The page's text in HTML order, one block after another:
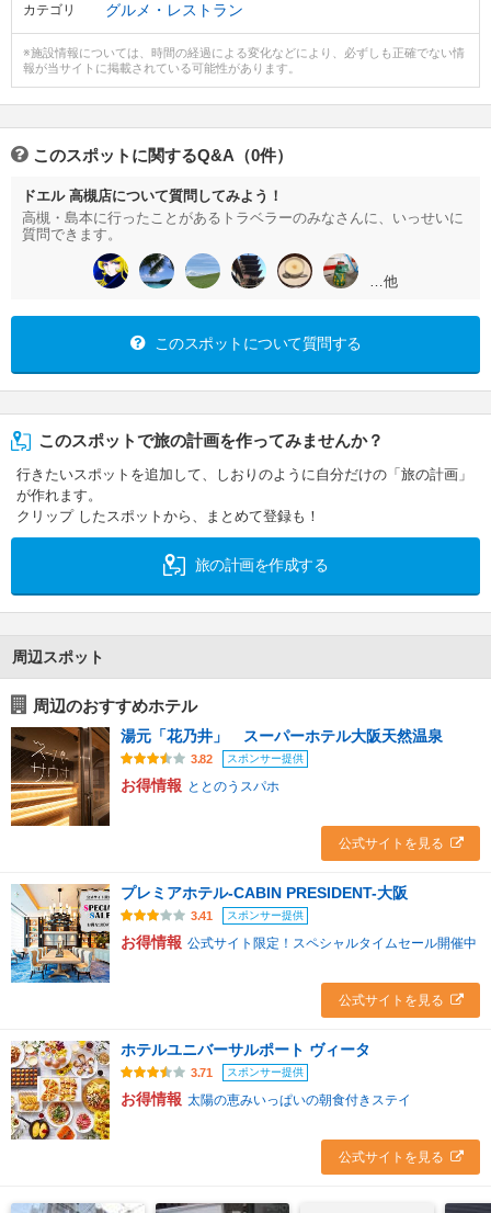
カテゴリ グルメ・レストラン
※施設情報については、時間の経過による変化などにより、必ずしも正確でない情
報が当サイトに掲載されている可能性があります。
このスポットに関するQ&A（0件）
ドエル 高槻店について質問してみよう！
高槻・島本に行ったことがあるトラベラーのみなさんに、いっせいに
質問できます。
…他
このスポットについて質問する
このスポットで旅の計画を作ってみませんか？
行きたいスポットを追加して、しおりのように自分だけの「旅の計画」
が作れます。
クリップ したスポットから、まとめて登録も！
旅の計画を作成する
周辺スポット
周辺のおすすめホテル
湯元「花乃井」 スーパーホテル大阪天然温泉
3.82 スポンサー提供
お得情報 ととのうスパホ
公式サイトを見る
プレミアホテル-CABIN PRESIDENT-大阪
3.41 スポンサー提供
お得情報 公式サイト限定！スペシャルタイムセール開催中
公式サイトを見る
ホテルユニバーサルポート ヴィータ
3.71 スポンサー提供
お得情報 太陽の恵みいっぱいの朝食付きステイ
公式サイトを見る